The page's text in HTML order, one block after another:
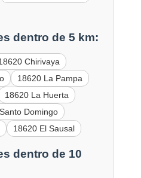
dentro de 5 km:
Chirivaya
18620 La Pampa
18620 La Huerta
Domingo
18620 El Sausal
dentro de 10